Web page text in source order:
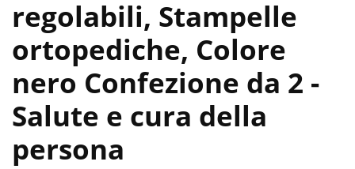
regolabili, Stampelle
ortopediche, Colore
nero Confezione da 2 -
Salute e cura della
persona